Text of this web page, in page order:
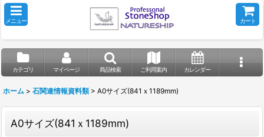
メニュー カート
カテゴリ マイページ 商品検索 ご利用案内 カレンダー
ホーム > 石関連情報資料類 > A0サイズ(841ｘ1189mm)
A0サイズ(841ｘ1189mm)